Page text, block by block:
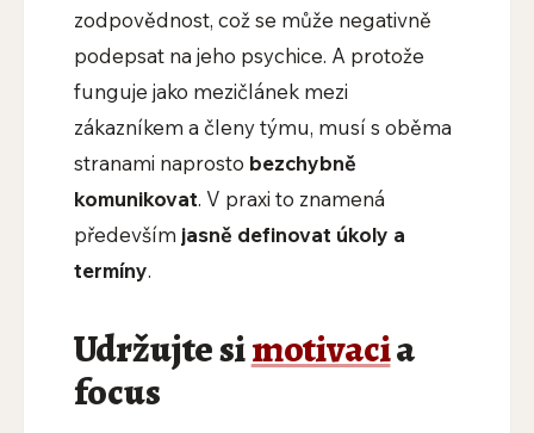
zodpovědnost, což se může negativně
podepsat na jeho psychice. A protože
funguje jako mezičlánek mezi
zákazníkem a členy týmu, musí s oběma
stranami naprosto bezchybně
komunikovat. V praxi to znamená
především jasně definovat úkoly a
termíny.
Udržujte simotivacia
focus